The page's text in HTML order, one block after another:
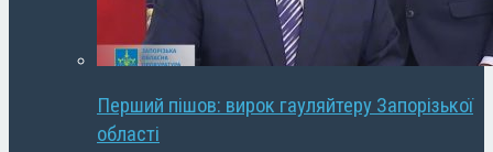
Перший пішов: вирок гауляйтеру Запорізької
області